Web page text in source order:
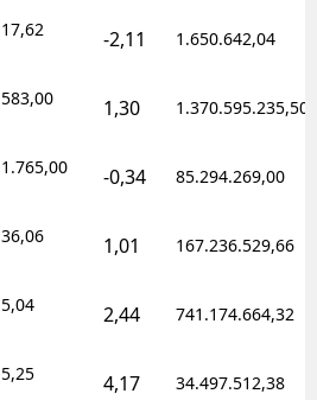
17,62 -2,11 1.650.642,04
583,00 1,30 1.370.595.235,50
1.765,00 -0,34 85.294.269,00
36,06 1,01 167.236.529,66
5,04 2,44 741.174.664,32
5,25 4,17 34.497.512,38